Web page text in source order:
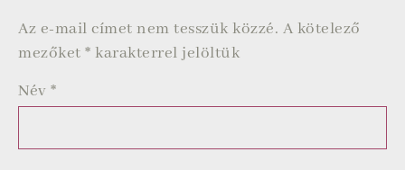
Az e-mail címet nem tesszük közzé. A kötelező
mezőket * karakterrel jelöltük
Név *